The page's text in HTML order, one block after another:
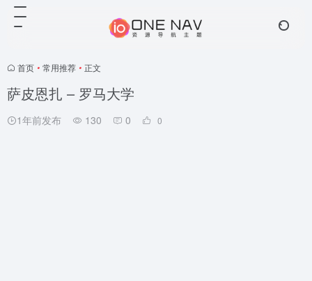
首页 • 常用推荐 • 正文
萨皮恩扎 – 罗马大学
1年前发布 130 0 0